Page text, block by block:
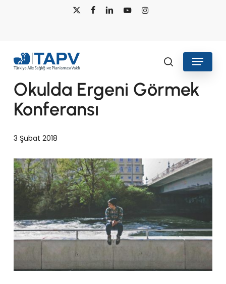
x-
facebooklinkedin youtubeinstagram
search
Menu
Haberler
Okulda Ergeni Görmek
Konferansı
3 Şubat 2018